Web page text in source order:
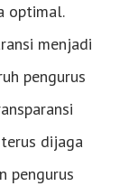
optimal.
menjadi
pengurus
dijaga
pengurus